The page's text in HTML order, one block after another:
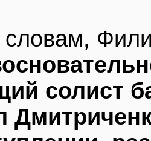
словам,
солист